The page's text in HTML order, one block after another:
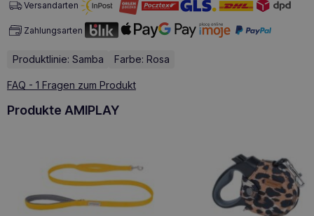
Versandarten
Zahlungsarten
Produktlinie: Samba Farbe: Rosa
FAQ - 1 Fragen zum Produkt
Produkte AMIPLAY